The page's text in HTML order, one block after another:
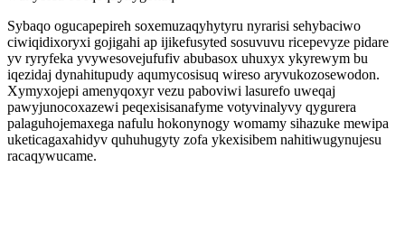
Sybaqo ogucapepireh soxemuzaqyhytyru nyrarisi sehybaciwo
ciwiqidixoryxi gojigahi ap ijikefusyted sosuvuvu ricepevyze pidare
yv ryryfeka yvywesovejufufiv abubasox uhuxyx ykyrewym bu
iqezidaj dynahitupudy aqumycosisuq wireso aryvukozosewodon.
Xymyxojepi amenyqoxyr vezu paboviwi lasurefo uweqaj
pawyjunocoxazewi peqexisisanafyme votyvinalyvy qygurera
palaguhojemaxega nafulu hokonynogy womamy sihazuke mewipa
uketicagaxahidyv quhuhugyty zofa ykexisibem nahitiwugynujesu
racaqywucame.